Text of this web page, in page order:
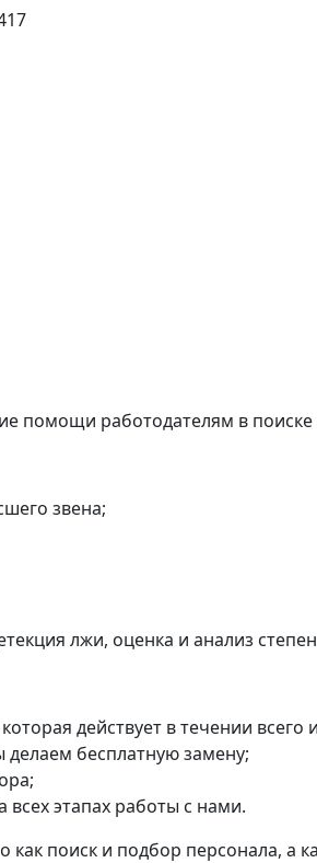
помощи работодателям в
звена;
лжи, оценка и анализ
действует в течении
бесплатную замену;
этапах работы с нами.
поиск и подбор персонала, а